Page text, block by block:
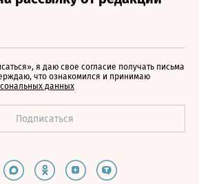
я даю свое согласие получать письма
что ознакомился и принимаю
данных